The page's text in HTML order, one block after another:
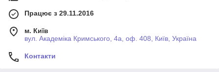
Працює з 29.11.2016
м. Київ
вул. Академіка Кримського, 4а, оф. 408, Київ, Україна
Контакти